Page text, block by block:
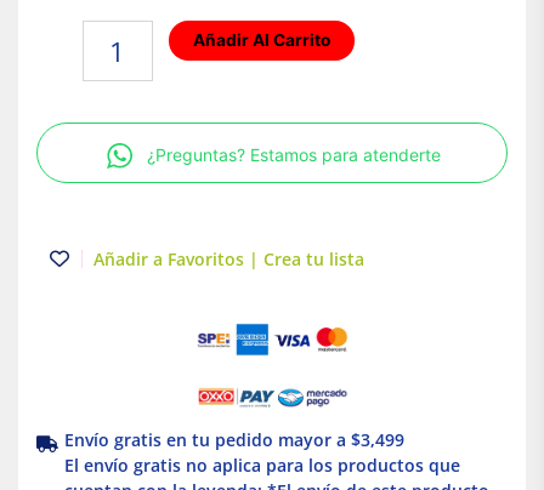
Blanco
Auva
Añadir Al Carrito
¿Preguntas? Estamos para atenderte
Añadir a Favoritos | Crea tu lista
Envío gratis en tu pedido mayor a $3,499
El envío gratis no aplica para los productos que